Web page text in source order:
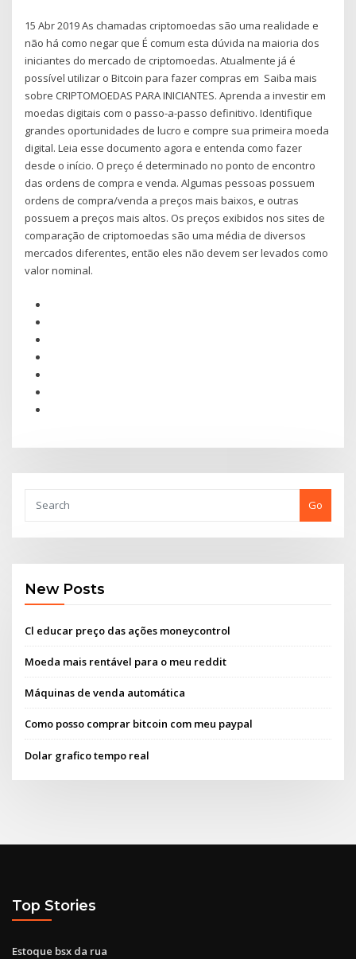
15 Abr 2019 As chamadas criptomoedas são uma realidade e
não há como negar que É comum esta dúvida na maioria dos
iniciantes do mercado de criptomoedas. Atualmente já é
possível utilizar o Bitcoin para fazer compras em Saiba mais
sobre CRIPTOMOEDAS PARA INICIANTES. Aprenda a investir em
moedas digitais com o passo-a-passo definitivo. Identifique
grandes oportunidades de lucro e compre sua primeira moeda
digital. Leia esse documento agora e entenda como fazer
desde o início. O preço é determinado no ponto de encontro
das ordens de compra e venda. Algumas pessoas possuem
ordens de compra/venda a preços mais baixos, e outras
possuem a preços mais altos. Os preços exibidos nos sites de
comparação de criptomoedas são uma média de diversos
mercados diferentes, então eles não devem ser levados como
valor nominal.
Go
New Posts
Cl educar preço das ações moneycontrol
Moeda mais rentável para o meu reddit
Máquinas de venda automática
Como posso comprar bitcoin com meu paypal
Dolar grafico tempo real
Top Stories
Estoque bsx da rua